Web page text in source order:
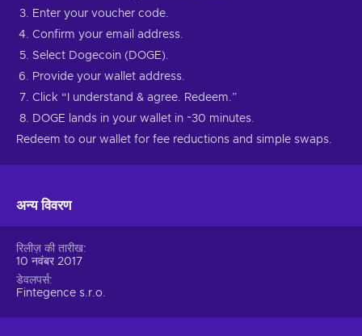
Enter your voucher code.
Confirm your email address.
Select Dogecoin (DOGE).
Provide your wallet address.
Click “I understand & agree. Redeem.”
DOGE lands in your wallet in ~30 minutes.
Redeem to our wallet for fee reductions and simple swaps.
अन्य विवरण
रिलीज़ की तारीख
10 नवंबर 2017
डेवलपर्स
Fintegence s.r.o.